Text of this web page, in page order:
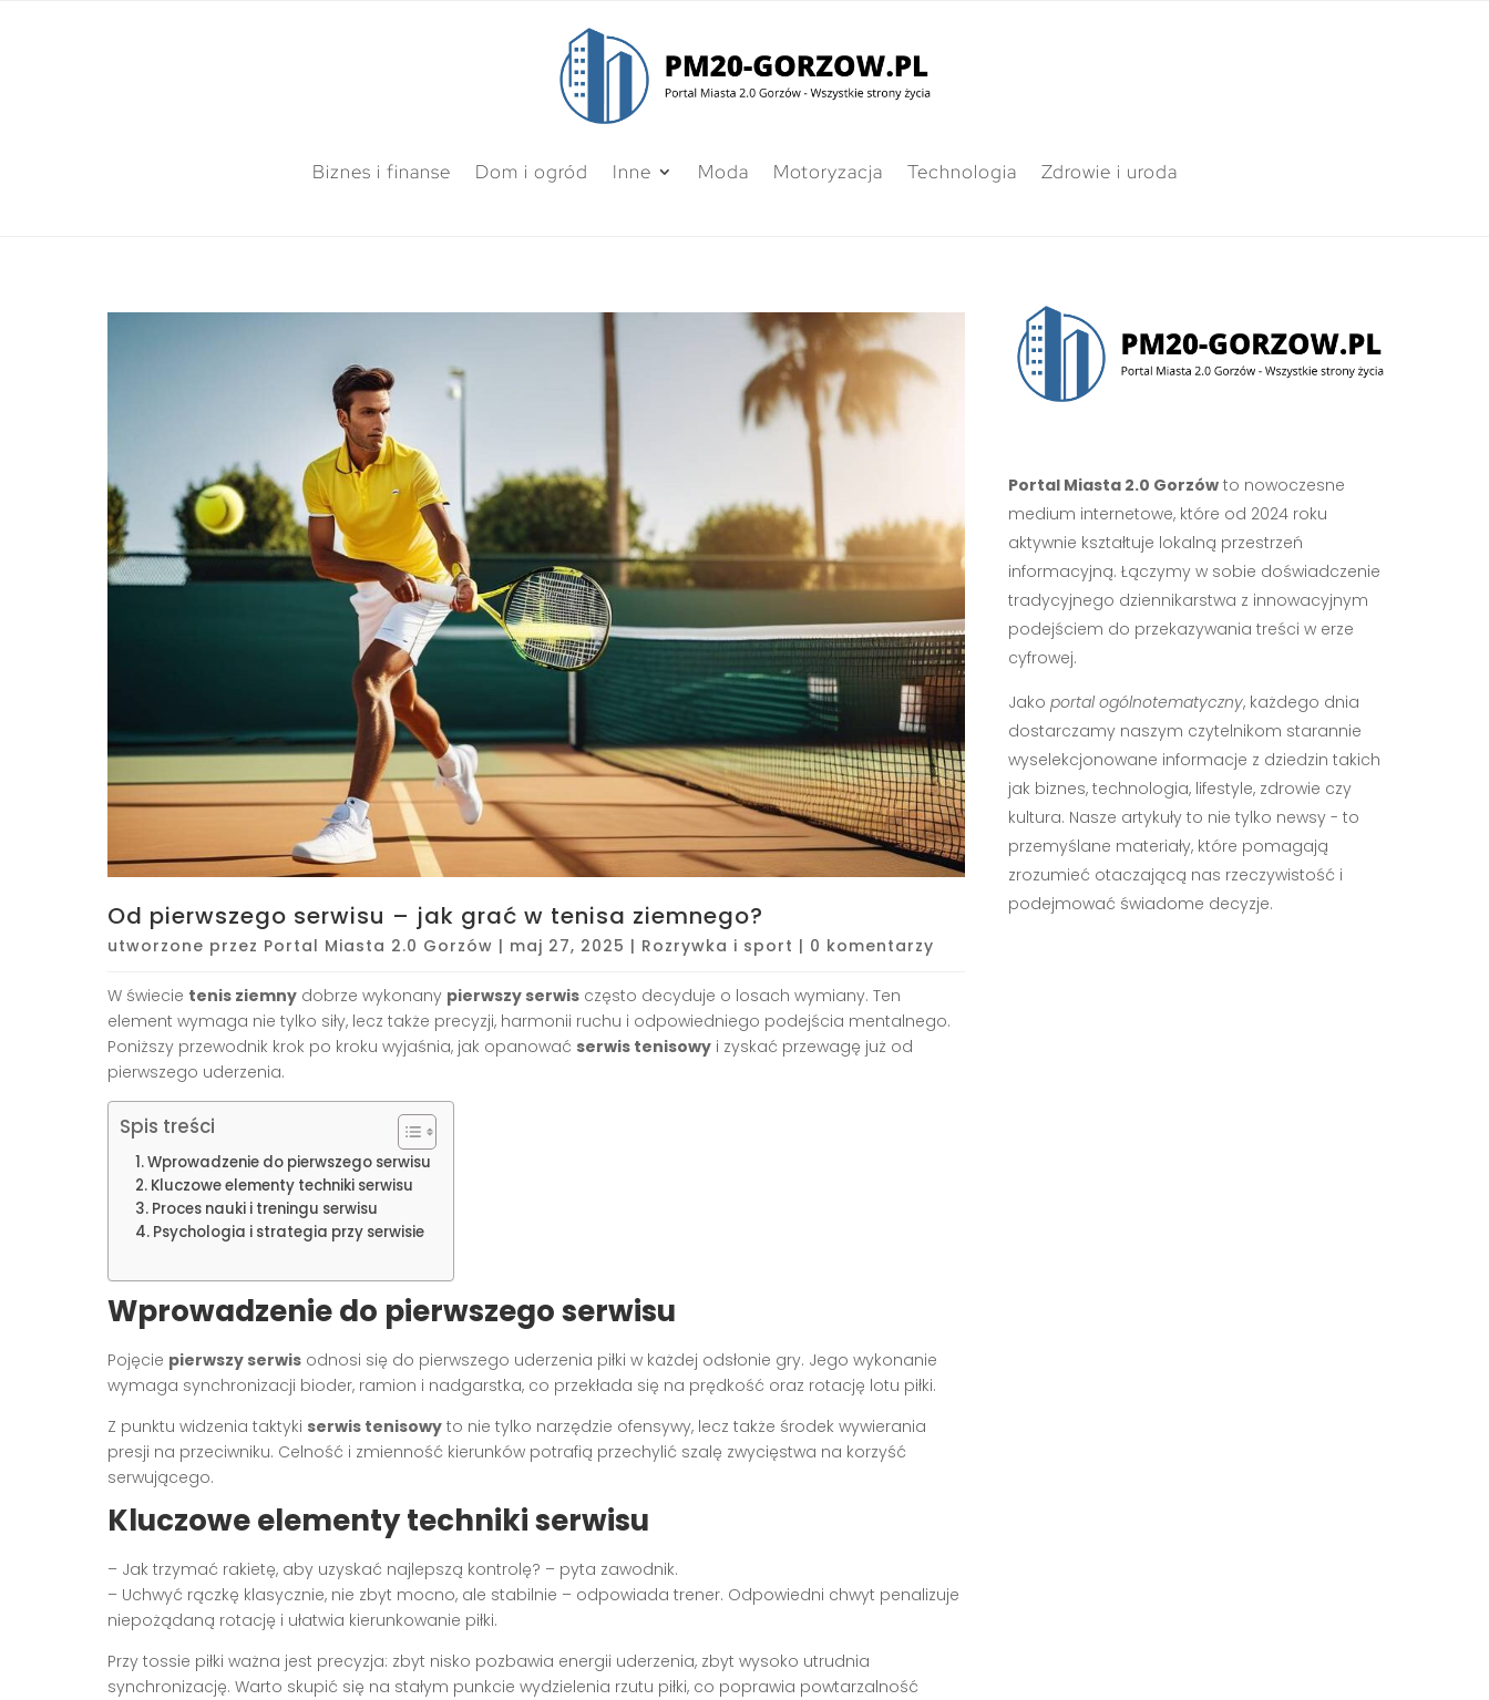
Biznes i finanse Dom i ogród Inne Moda Motoryzacja Technologia Zdrowie i uroda
Od pierwszego serwisu – jak grać w tenisa ziemnego?
utworzone przez Portal Miasta 2.0 Gorzów | maj 27, 2025 | Rozrywka i sport | 0 komentarzy
W świecie tenis ziemny dobrze wykonany pierwszy serwis często decyduje o losach wymiany. Ten
element wymaga nie tylko siły, lecz także precyzji, harmonii ruchu i odpowiedniego podejścia mentalnego.
Poniższy przewodnik krok po kroku wyjaśnia, jak opanować serwis tenisowy i zyskać przewagę już od
pierwszego uderzenia.
Spis treści
Wprowadzenie do pierwszego serwisu
Kluczowe elementy techniki serwisu
Proces nauki i treningu serwisu
Psychologia i strategia przy serwisie
Wprowadzenie do pierwszego serwisu
Pojęcie pierwszy serwis odnosi się do pierwszego uderzenia piłki w każdej odsłonie gry. Jego wykonanie
wymaga synchronizacji bioder, ramion i nadgarstka, co przekłada się na prędkość oraz rotację lotu piłki.
Z punktu widzenia taktyki serwis tenisowy to nie tylko narzędzie ofensywy, lecz także środek wywierania
presji na przeciwniku. Celność i zmienność kierunków potrafią przechylić szalę zwycięstwa na korzyść
serwującego.
Kluczowe elementy techniki serwisu
– Jak trzymać rakietę, aby uzyskać najlepszą kontrolę? – pyta zawodnik.
– Uchwyć rączkę klasycznie, nie zbyt mocno, ale stabilnie – odpowiada trener. Odpowiedni chwyt penalizuje
niepożądaną rotację i ułatwia kierunkowanie piłki.
Przy tossie piłki ważna jest precyzja: zbyt nisko pozbawia energii uderzenia, zbyt wysoko utrudnia
synchronizację. Warto skupić się na stałym punkcie wydzielenia rzutu piłki, co poprawia powtarzalność
Portal Miasta 2.0 Gorzówto nowoczesne
medium internetowe, które od 2024 roku
aktywnie kształtuje lokalną przestrzeń
informacyjną. Łączymy w sobie doświadczenie
tradycyjnego dziennikarstwa z innowacyjnym
podejściem do przekazywania treści w erze
cyfrowej.
Jako portal ogólnotematyczny, każdego dnia
dostarczamy naszym czytelnikom starannie
wyselekcjonowane informacje z dziedzin takich
jak biznes, technologia, lifestyle, zdrowie czy
kultura. Nasze artykuły to nie tylko newsy - to
przemyślane materiały, które pomagają
zrozumieć otaczającą nas rzeczywistość i
podejmować świadome decyzje.